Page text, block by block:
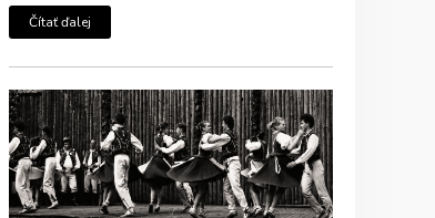
Čítať ďalej